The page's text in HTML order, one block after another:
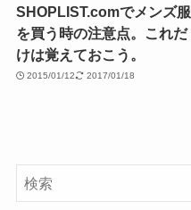
SHOPLIST.comでメンズ服
を買う時の注意点。これだ
けは覚えておこう。
2015/01/12 2017/01/18